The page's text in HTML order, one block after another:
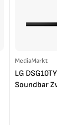
MediaMarkt
LG DSG10TY
Soundbar